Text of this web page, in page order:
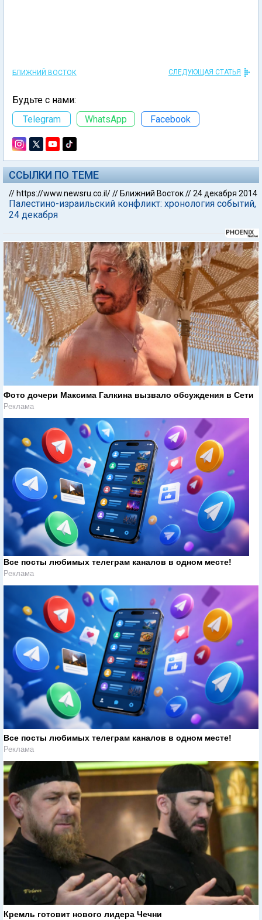
БЛИЖНИЙ ВОСТОК СЛЕДУЮЩАЯ СТАТЬЯ
Будьте с нами:
Telegram
WhatsApp Facebook
ССЫЛКИ ПО ТЕМЕ
// https://www.newsru.co.il/// Ближний Восток//24 декабря 2014
Палестино-израильский конфликт: хронология событий,
24 декабря
Фото дочери Максима Галкина вызвало обсуждения в Сети
Реклама
Все посты любимых телеграм каналов в одном месте!
Реклама
Все посты любимых телеграм каналов в одном месте!
Реклама
Кремль готовит нового лидера Чечни